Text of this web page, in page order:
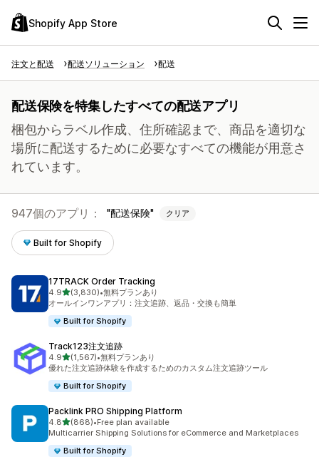
Shopify App Store
注文と配送 配送ソリューション 配送
配送保険を特集したすべての配送アプリ
梱包からラベル作成、住所確認まで、商品を適切な
場所に配送するために必要なすべての機能が用意さ
れています。
947個のアプリ： 配送保険 クリア
Built for Shopify
17TRACK Order Tracking
4.95つ星中
(3,830)
合計レビュー数：3830件
•無料プランあり
オールインワンアプリ：注文追跡、返品・交換も簡単
Built for Shopify
Track123注文追跡
4.95つ星中
(1,567)
合計レビュー数：1567件
•無料プランあり
優れた注文追跡体験を作成するためのカスタム注文追跡ツール
Built for Shopify
Packlink PRO Shipping Platform
4.85つ星中
(868)
合計レビュー数：868件
•Free plan available
Multicarrier Shipping Solutions for eCommerce and Marketplaces
Built for Shopify